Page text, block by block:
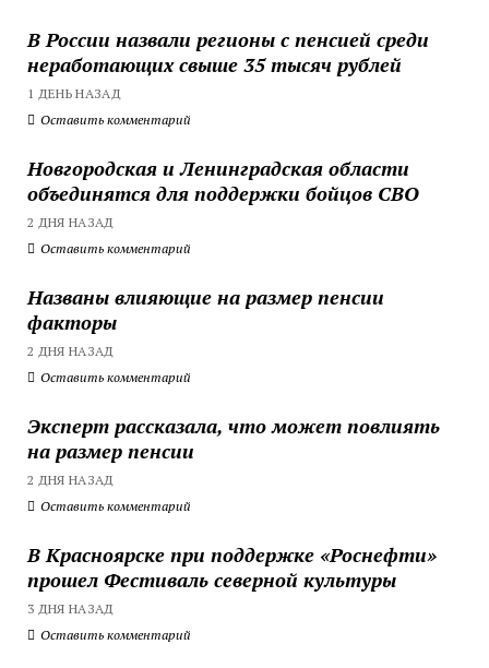
В России назвали регионы с пенсией среди
неработающих свыше 35 тысяч рублей
1 ДЕНЬ НАЗАД
Оставить комментарий
Новгородская и Ленинградская области
объединятся для поддержки бойцов СВО
2 ДНЯ НАЗАД
Оставить комментарий
Названы влияющие на размер пенсии
факторы
2 ДНЯ НАЗАД
Оставить комментарий
Эксперт рассказала, что может повлиять
на размер пенсии
2 ДНЯ НАЗАД
Оставить комментарий
В Красноярске при поддержке «Роснефти»
прошел Фестиваль северной культуры
3 ДНЯ НАЗАД
Оставить комментарий